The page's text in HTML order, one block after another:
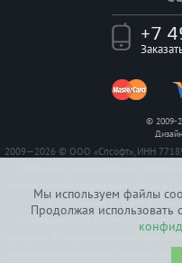
Мы используем файлы
Продолжая использовать
+7
© 2009-
2009—2026 © ООО «Спсофт», ИНН
определяемой положением Статьи 437
все заявленные на сайте
производителей. Услуги по ремонту
центрами. Функции и комплектация
Фирма-производитель оставляет за